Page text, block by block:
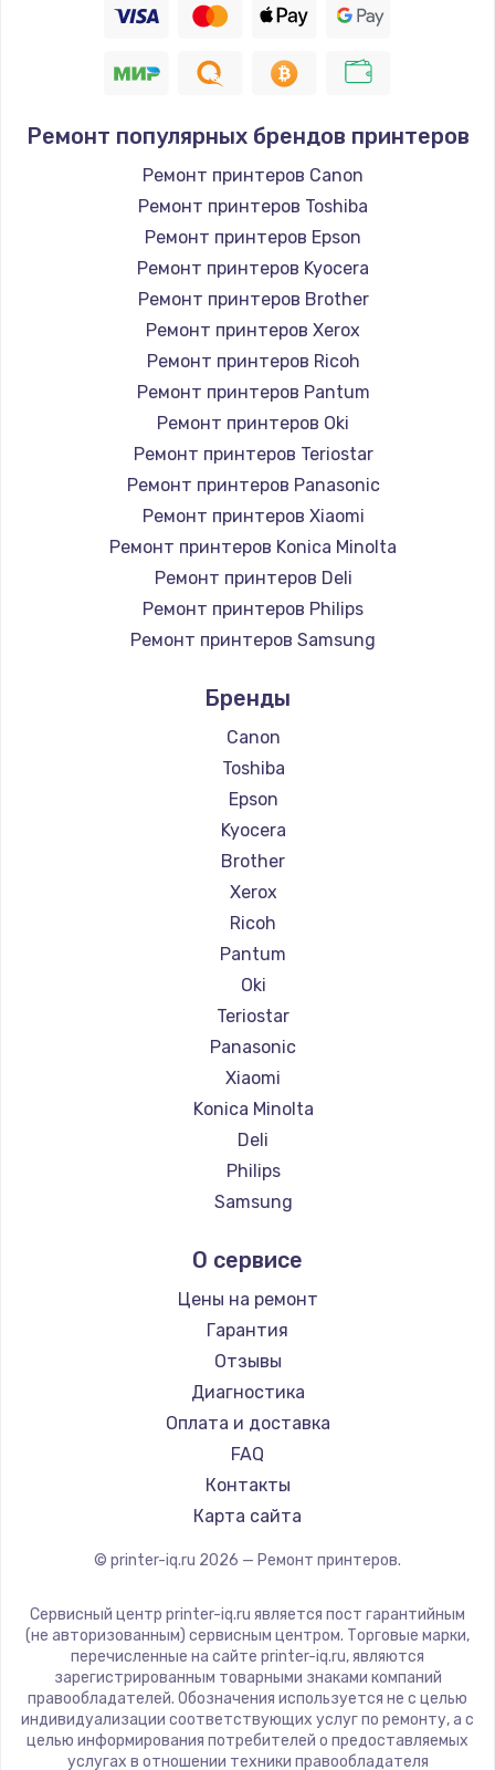
Ремонт популярных брендов принтеров
Ремонт принтеров Canon
Ремонт принтеров Toshiba
Ремонт принтеров Epson
Ремонт принтеров Kyocera
Ремонт принтеров Brother
Ремонт принтеров Xerox
Ремонт принтеров Ricoh
Ремонт принтеров Pantum
Ремонт принтеров Oki
Ремонт принтеров Teriostar
Ремонт принтеров Panasonic
Ремонт принтеров Xiaomi
Ремонт принтеров Konica Minolta
Ремонт принтеров Deli
Ремонт принтеров Philips
Ремонт принтеров Samsung
Ремонт принтеров Lexmark
Ремонт принтеров Sharp
Ремонт принтеров TSC
Ремонт принтеров Fujitsu
Ремонт принтеров Godex
Бренды
Canon
Toshiba
Epson
Kyocera
Brother
Xerox
Ricoh
Pantum
Oki
Teriostar
Panasonic
Xiaomi
Konica Minolta
Deli
Philips
Samsung
Lexmark
Sharp
TSC
Fujitsu
Godex
О сервисе
Цены на ремонт
Гарантия
Отзывы
Диагностика
Оплата и доставка
FAQ
Контакты
Карта сайта
© printer-iq.ru 2026 — Ремонт принтеров.
Сервисный центр printer-iq.ru является пост гарантийным
(не авторизованным) сервисным центром. Торговые марки,
перечисленные на сайте printer-iq.ru, являются
зарегистрированным товарными знаками компаний
правообладателей. Обозначения используется не с целью
индивидуализации соответствующих услуг по ремонту, а с
целью информирования потребителей о предоставляемых
услугах в отношении техники правообладателя